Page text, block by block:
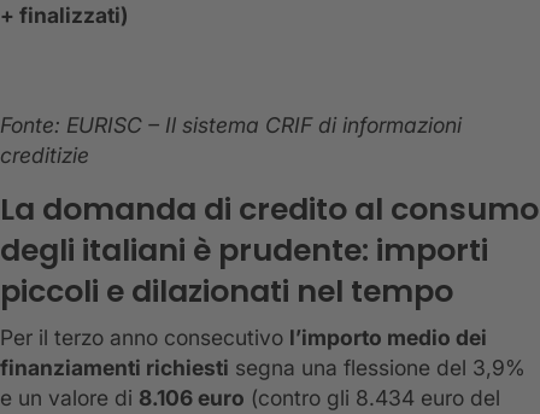
+ finalizzati)
Fonte: EURISC – Il sistema CRIF di informazioni
creditizie
La domanda di credito al consumo
degli italiani è prudente: importi
piccoli e dilazionati nel tempo
Per il terzo anno consecutivo l’importo medio dei
finanziamenti richiesti segna una flessione del 3,9%
e un valore di 8.106 euro (contro gli 8.434 euro del